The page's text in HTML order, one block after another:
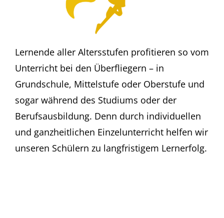
Lernende aller Altersstufen profitieren so vom
Unterricht bei den Überfliegern – in
Grundschule, Mittelstufe oder Oberstufe und
sogar während des Studiums oder der
Berufsausbildung. Denn durch individuellen
und ganzheitlichen Einzelunterricht helfen wir
unseren Schülern zu langfristigem Lernerfolg.